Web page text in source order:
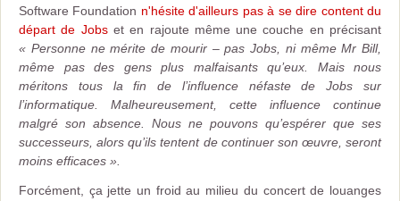
Software Foundation n'hésite d'ailleurs pas à se dire content du
départ de Jobset en rajoute même une couche en précisant
« Personne ne mérite de mourir – pas Jobs, ni même Mr Bill,
même pas des gens plus malfaisants qu’eux. Mais nous
méritons tous la fin de l’influence néfaste de Jobs sur
l’informatique. Malheureusement, cette influence continue
malgré son absence. Nous ne pouvons qu’espérer que ses
successeurs, alors qu’ils tentent de continuer son œuvre, seront
moins efficaces ».
Forcément, ça jette un froid au milieu du concert de louanges